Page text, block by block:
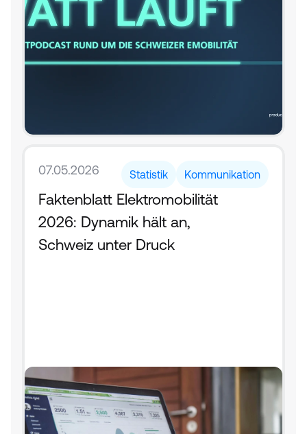
07.05.2026 Statistik Kommunikation
Faktenblatt Elektromobilität
2026: Dynamik hält an,
Schweiz unter Druck